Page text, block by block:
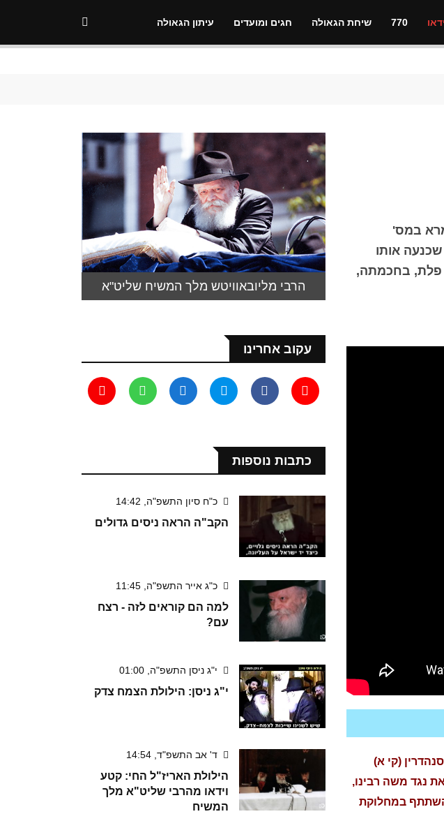
770 שיחת הגאולה חגים ומועדים עיתון הגאולה
במס'
אותו
פלת, בחכמתה,
(קי א)
נגד משה רבינו,
במחלוקת
הרבי מליובאוויטש מלך המשיח שליט"א
עקוב אחרינו
כתבות נוספות
כ"ח סיון התשפ"ה, 14:42
הקב"ה הראה ניסים גדולים
כ"ג אייר התשפ"ה, 11:45
למה הם קוראים לזה - רצח
עם?
י"ג ניסן התשפ"ה, 01:00
י"ג ניסן: הילולת הצמח צדק
ד' אב התשפ"ד, 14:54
הילולת האריז"ל החי: קטע
וידאו מהרבי שליט"א מלך
המשיח